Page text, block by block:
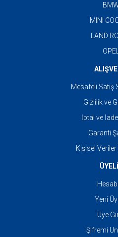
MINI
LAND
OPEL
Mesafeli Satış
Gizlilik ve
İptal ve
Garanti
Kişisel Veriler
Yeni
Üye
Şifremi